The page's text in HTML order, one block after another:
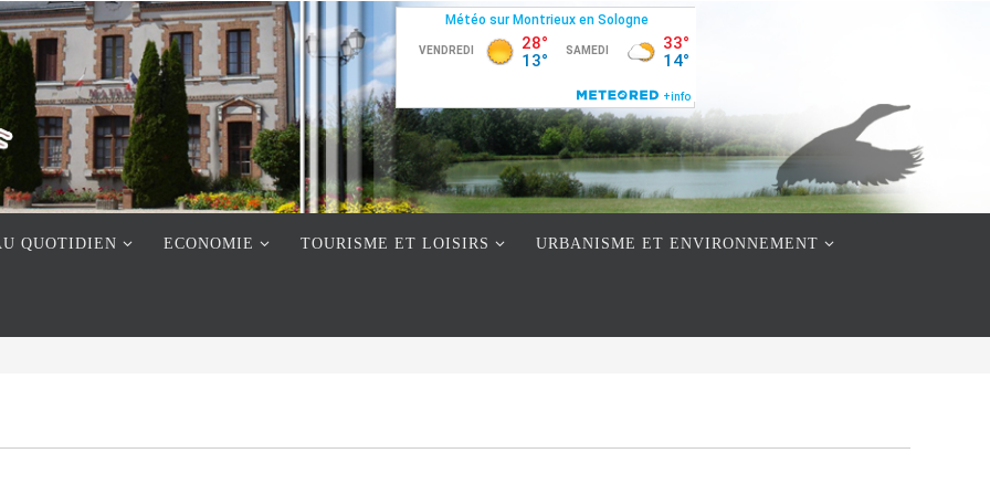
QUOTIDIEN ECONOMIE TOURISME ET LOISIRS URBANISME ET ENVIRONNEMENT